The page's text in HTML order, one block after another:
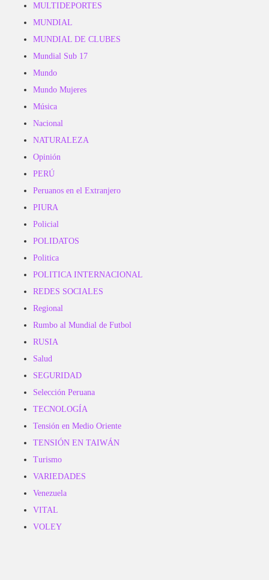
MULTIDEPORTES
MUNDIAL
MUNDIAL DE CLUBES
Mundial Sub 17
Mundo
Mundo Mujeres
Música
Nacional
NATURALEZA
Opinión
PERÚ
Peruanos en el Extranjero
PIURA
Policial
POLIDATOS
Politica
POLITICA INTERNACIONAL
REDES SOCIALES
Regional
Rumbo al Mundial de Futbol
RUSIA
Salud
SEGURIDAD
Selección Peruana
TECNOLOGÍA
Tensión en Medio Oriente
TENSIÓN EN TAIWÁN
Turismo
VARIEDADES
Venezuela
VITAL
VOLEY